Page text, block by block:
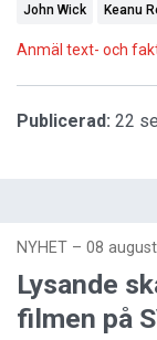
John Wick Keanu
Anmäl text- och
Publicerad: 22
NYHET – 08
Lysande
filmen på